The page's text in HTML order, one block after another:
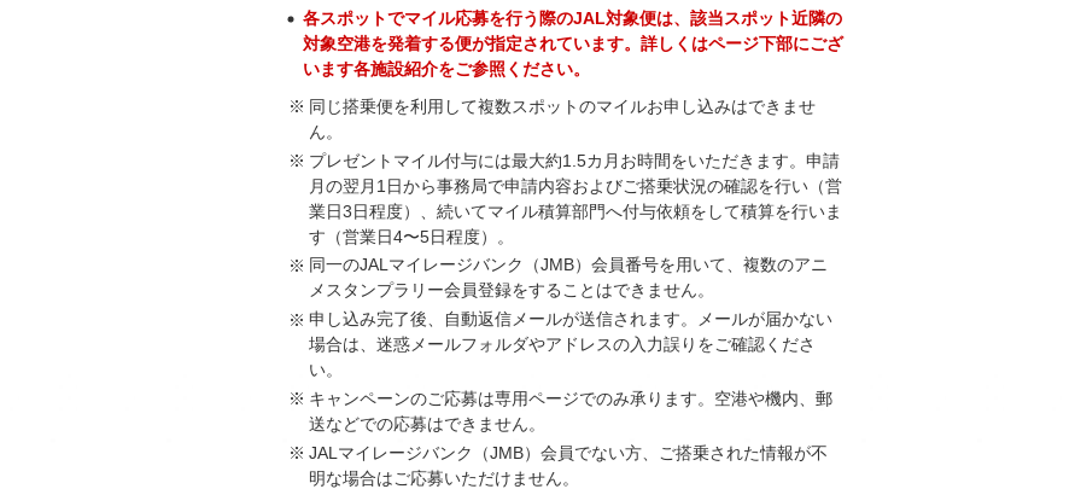
各スポットでマイル応募を行う際のJAL対象便は、該当スポット近隣の
対象空港を発着する便が指定されています。詳しくはページ下部にござ
います各施設紹介をご参照ください。
同じ搭乗便を利用して複数スポットのマイルお申し込みはできませ
ん。
プレゼントマイル付与には最大約1.5カ月お時間をいただきます。申請
月の翌月1日から事務局で申請内容およびご搭乗状況の確認を行い（営
業日3日程度）、続いてマイル積算部門へ付与依頼をして積算を行いま
す（営業日4〜5日程度）。
同一のJALマイレージバンク（JMB）会員番号を用いて、複数のアニ
メスタンプラリー会員登録をすることはできません。
申し込み完了後、自動返信メールが送信されます。メールが届かない
場合は、迷惑メールフォルダやアドレスの入力誤りをご確認くださ
い。
キャンペーンのご応募は専用ページでのみ承ります。空港や機内、郵
送などでの応募はできません。
JALマイレージバンク（JMB）会員でない方、ご搭乗された情報が不
明な場合はご応募いただけません。